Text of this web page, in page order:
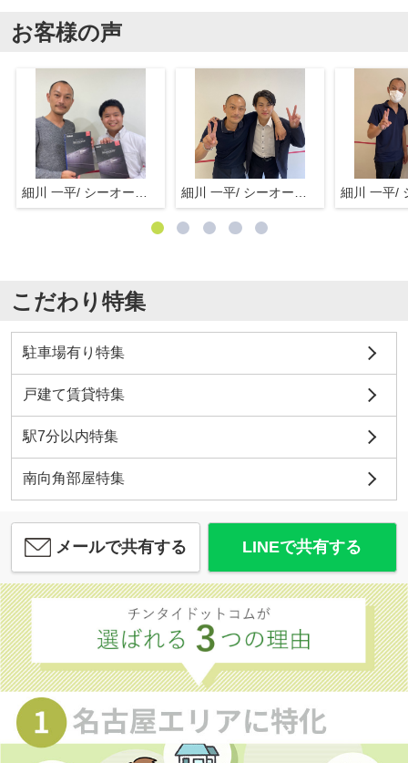
お客様の声
こだわり特集
駐車場有り特集
戸建て賃貸特集
駅7分以内特集
南向角部屋特集
メールで共有する LINEで共有する